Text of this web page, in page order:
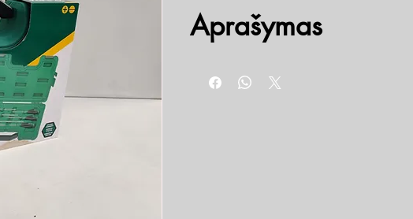
Aprašymas
PH2 x 100 mm